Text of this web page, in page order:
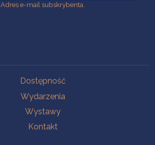
Adres e-mail subskrybenta.
Dostępność
Wydarzenia
Wystawy
Kontakt